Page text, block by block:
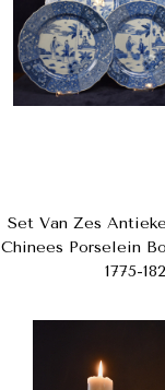
Set Van Zes
Chinees Porselein
1775-